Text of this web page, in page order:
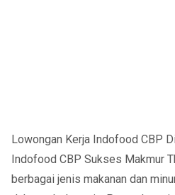
Lowongan Kerja Indofood CBP
Indofood CBP Sukses Makmur
berbagai jenis makanan dan